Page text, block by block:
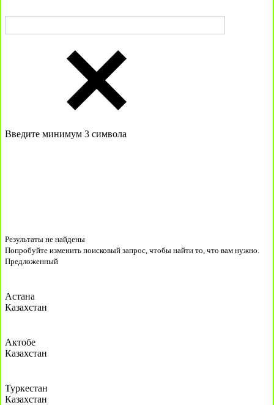
Введите минимум 3 символа
Результаты не найдены
Попробуйте изменить поисковый запрос, чтобы найти то, что вам нужно.
Предложенный
Астана
Казахстан
Актобе
Казахстан
Туркестан
Казахстан